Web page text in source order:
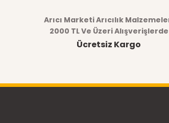
Arıcı Marketi Arıcılık
2000 TL Ve Üzeri Alışverişlerde
Ücretsiz Kargo